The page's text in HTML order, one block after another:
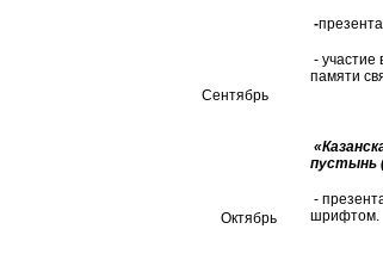
Сентябрь
-
-
памяти
Октябрь
пустынь
-
шрифтом.